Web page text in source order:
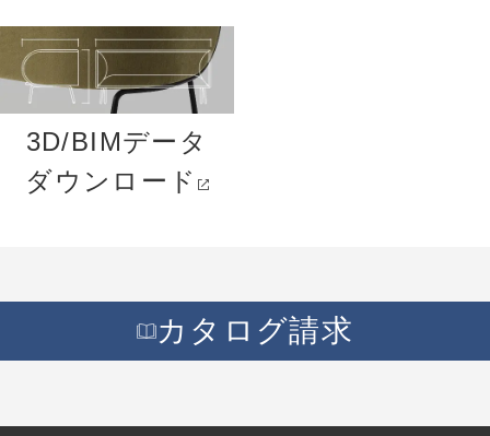
3D/BIMデータ
ダウンロード
カタログ請求